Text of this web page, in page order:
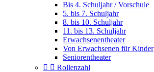
Bis 4. Schuljahr / Vorschule
5. bis 7. Schuljahr
8. bis 10. Schuljahr
11. bis 13. Schuljahr
Erwachsenentheater
Von Erwachsenen für Kinder
Seniorentheater
  Rollenzahl